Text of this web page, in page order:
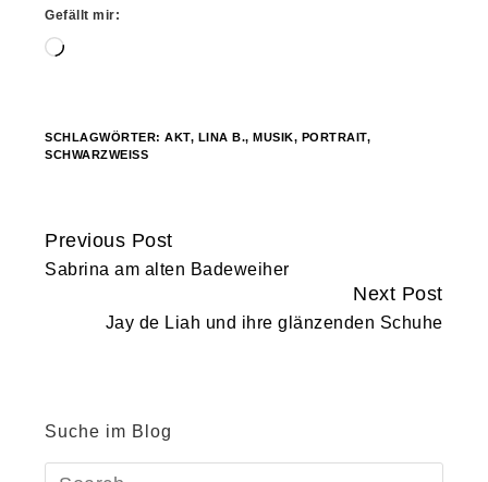
Gefällt mir:
Wird
SCHLAGWÖRTER:AKT, LINA B.,MUSIK, PORTRAIT,
SCHWARZWEISS
Continue
Reading
Previous Post
Sabrina am alten Badeweiher
Next Post
Jay de Liah und ihre glänzenden Schuhe
Suche im Blog